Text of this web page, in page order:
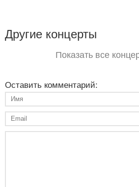
Другие концерты
Показать все
Оставить комментарий: